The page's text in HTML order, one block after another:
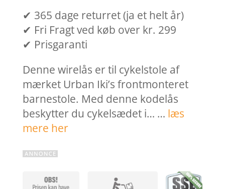
✔ 365 dage returret (ja et helt år)
✔ Fri Fragt ved køb over kr. 299
✔ Prisgaranti
Denne wirelås er til cykelstole af
mærket Urban Iki’s frontmonteret
barnestole. Med denne kodelås
beskytter du cykelsædet i… … læs
mere her